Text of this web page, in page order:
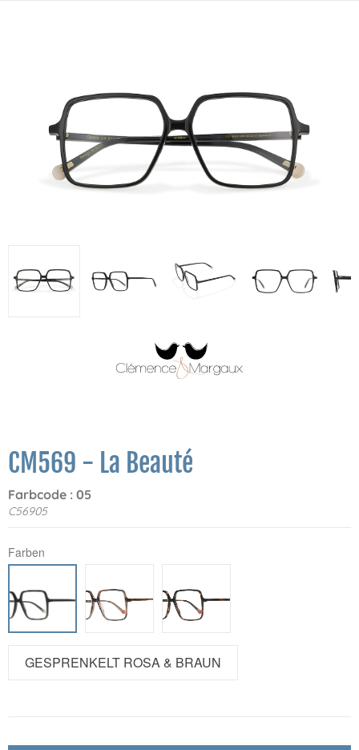
CM569 - La Beauté
Farbcode : 05
C56905
Farben
GESPRENKELT ROSA & BRAUN